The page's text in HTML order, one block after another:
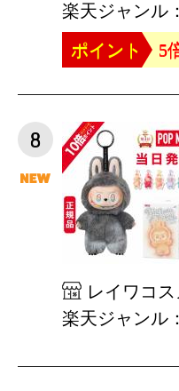
楽天ジャンル
ポイント
5
8
レイワコ
楽天ジャンル